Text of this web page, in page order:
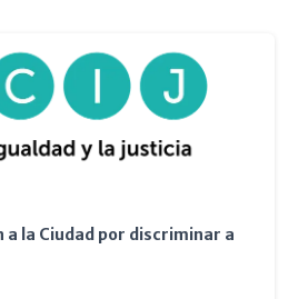
a la Ciudad por discriminar a